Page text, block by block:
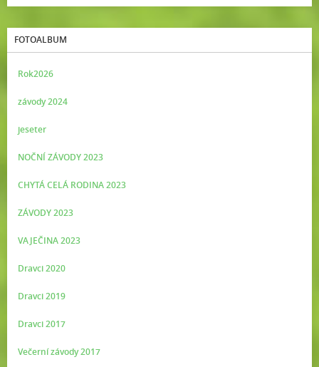
FOTOALBUM
Rok2026
závody 2024
jeseter
NOČNÍ ZÁVODY 2023
CHYTÁ CELÁ RODINA 2023
ZÁVODY 2023
VAJEČINA 2023
Dravci 2020
Dravci 2019
Dravci 2017
Večerní závody 2017